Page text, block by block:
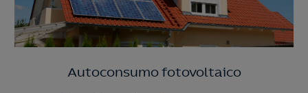
Autoconsumo fotovoltaico